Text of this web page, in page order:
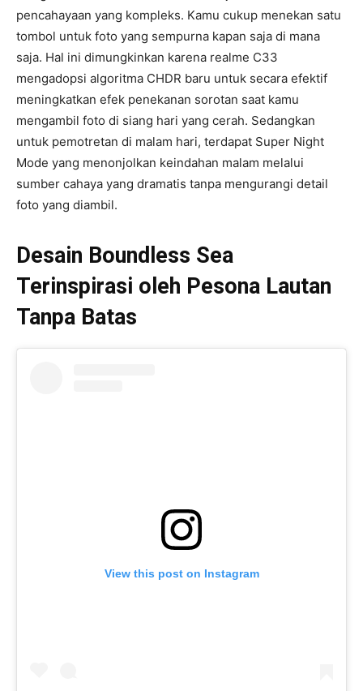
pencahayaan yang kompleks. Kamu cukup menekan satu
tombol untuk foto yang sempurna kapan saja di mana
saja. Hal ini dimungkinkan karena realme C33
mengadopsi algoritma CHDR baru untuk secara efektif
meningkatkan efek penekanan sorotan saat kamu
mengambil foto di siang hari yang cerah. Sedangkan
untuk pemotretan di malam hari, terdapat Super Night
Mode yang menonjolkan keindahan malam melalui
sumber cahaya yang dramatis tanpa mengurangi detail
foto yang diambil.
Desain Boundless Sea
Terinspirasi oleh Pesona Lautan
Tanpa Batas
View this post on Instagram